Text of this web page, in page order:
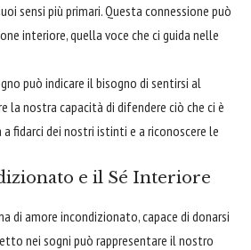
sensi più primari. Questa connessione può
interiore, quella voce che ci guida nelle
può indicare il bisogno di sentirsi al
la nostra capacità di difendere ciò che ci è
a fidarci dei nostri istinti e a riconoscere le
e il Sé Interiore
di amore incondizionato, capace di donarsi
nei sogni può rappresentare il nostro